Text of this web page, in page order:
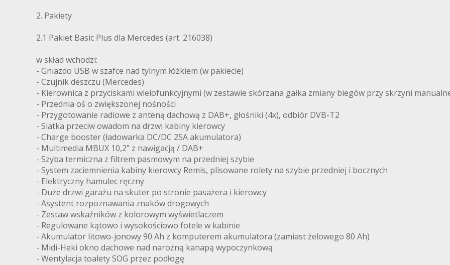
2. Pakiety
2.1 Pakiet Basic Plus dla Mercedes (art. 216038)
w skład wchodzi:
- Gniazdo USB w szafce nad tylnym łóżkiem (w pakiecie)
- Czujnik deszczu (Mercedes)
- Kierownica z przyciskami wielofunkcyjnymi (w zestawie skórzana gałka zmiany biegów przy skrzyni
- Przednia oś o zwiększonej nośności
- Przygotowanie radiowe z anteną dachową z DAB+, głośniki (4x), odbiór DVB-T2
- Siatka przeciw owadom na drzwi kabiny kierowcy
- Charge booster (ładowarka DC/DC 25A akumulatora)
- Multimedia MBUX 10,2" z nawigacją / DAB+
- Szyba termiczna z filtrem pasmowym na przedniej szybie
- System zaciemnienia kabiny kierowcy Remis, plisowane rolety na szybie przedniej i bocznych
- Elektryczny hamulec ręczny
- Duże drzwi garażu na skuter po stronie pasażera i kierowcy
- Asystent rozpoznawania znaków drogowych
- Zestaw wskaźników z kolorowym wyświetlaczem
- Regulowane kątowo i wysokościowo fotele w kabinie
- Akumulator litowo-jonowy 90 Ah z komputerem akumulatora (zamiast żelowego 80 Ah)
- Midi-Heki okno dachowe nad narożną kanapą wypoczynkową
- Wentylacja toalety SOG przez podłogę